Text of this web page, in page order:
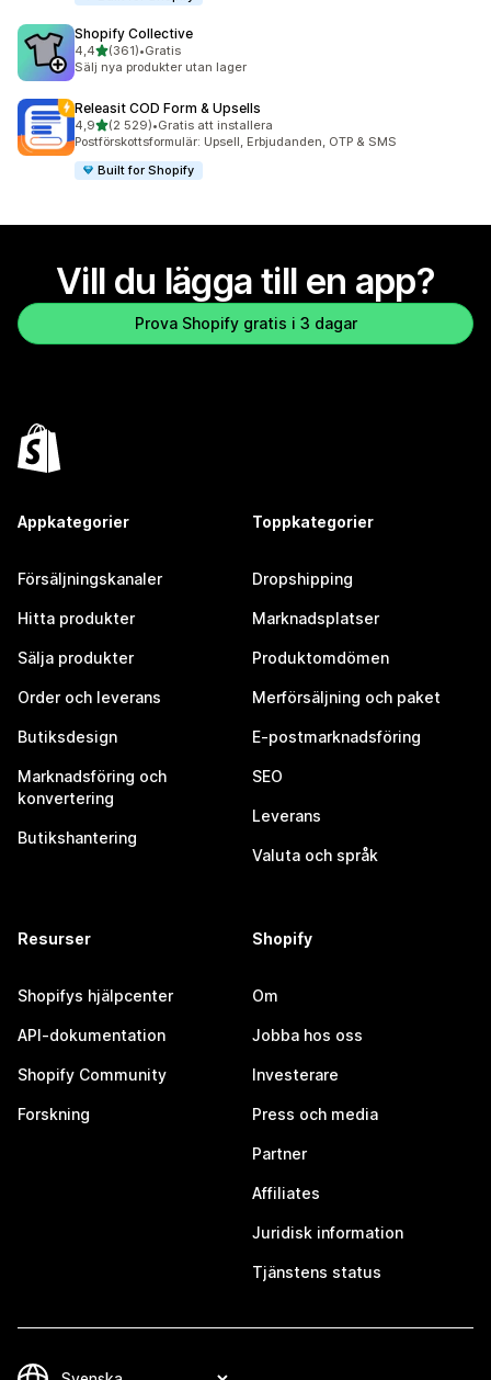
Shopify Collective
4,4av 5 stjärnor
(361)
361 recensioner totalt
•Gratis
Sälj nya produkter utan lager
Releasit COD Form & Upsells
4,9av 5 stjärnor
(2 529)
2529 recensioner totalt
•Gratis att installera
Postförskottsformulär: Upsell, Erbjudanden, OTP & SMS
Built for Shopify
Vill du lägga till en app?
Prova Shopify gratis i 3 dagar
Appkategorier
Försäljningskanaler
Hitta produkter
Sälja produkter
Order och leverans
Butiksdesign
Marknadsföring och
konvertering
Butikshantering
Toppkategorier
Dropshipping
Marknadsplatser
Produktomdömen
Merförsäljning och paket
E-postmarknadsföring
SEO
Leverans
Valuta och språk
Resurser
Shopifys hjälpcenter
API-dokumentation
Shopify Community
Forskning
Shopify
Om
Jobba hos oss
Investerare
Press och media
Partner
Affiliates
Juridisk information
Tjänstens status